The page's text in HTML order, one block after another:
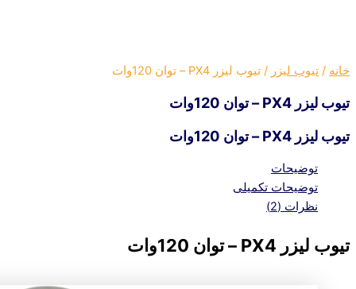
خانه / تیوب لیزر / تیوب لیزر PX4 – توان 120وات
تیوب لیزر PX4 – توان 120وات
تیوب لیزر PX4 – توان 120وات
توضیحات
توضیحات تکمیلی
نظرات (2)
تیوب لیزر PX4 – توان 120وات